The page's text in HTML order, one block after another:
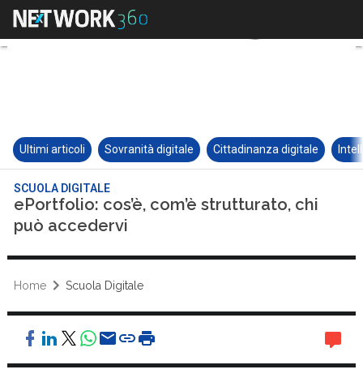
Ultimi articoli Sovranità digitale Cittadinanza digitale
SCUOLA DIGITALE
ePortfolio: cos’è, com’è strutturato, chi
può accedervi
Home Scuola Digitale